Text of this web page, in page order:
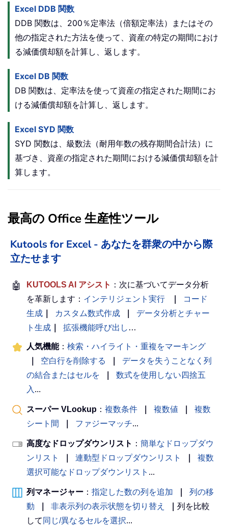
Excel DDB 関数
DDB 関数は、200％定率法（倍額定率法）またはその
他の指定された方法を使って、資産の特定の期間におけ
る減価償却額を計算し、返します。
Excel DB 関数
DB 関数は、定率法を使って資産の指定された期間にお
ける減価償却額を計算し、返します。
Excel SYD 関数
SYD 関数は、級数法（耐用年数の残存期間合計法）に
基づき、資産の指定された期間における減価償却額を計
算します。
最高の Office 生産性ツール
Kutools for Excel - あなたを群衆の中から際
立たせます
🤖 KUTOOLS AI アシスト ：次に基づいてデータ分析
を革新します： インテリジェント実行
コード
生成
カスタム数式作成
データ分析とチャー
ト生成
拡張機能呼び出し …
人気機能： 検索・ハイライト・重複をマーキング
空白行を削除する
データを失うことなく列
の結合またはセルを
数式を使用しない四捨五
入...
スーパー VLookup ： 複数条件 複数値
複数
シート間
ファジーマッチ...
高度なドロップダウンリスト ： 簡単なドロップダウ
ンリスト
連動型ドロップダウンリスト
複数
選択可能なドロップダウンリスト ...
列マネージャー ： 指定した数の列を追加
列の移
動
非表示列の表示状態を切り替え
列を比較
して 同じ/異なるセルを選択...